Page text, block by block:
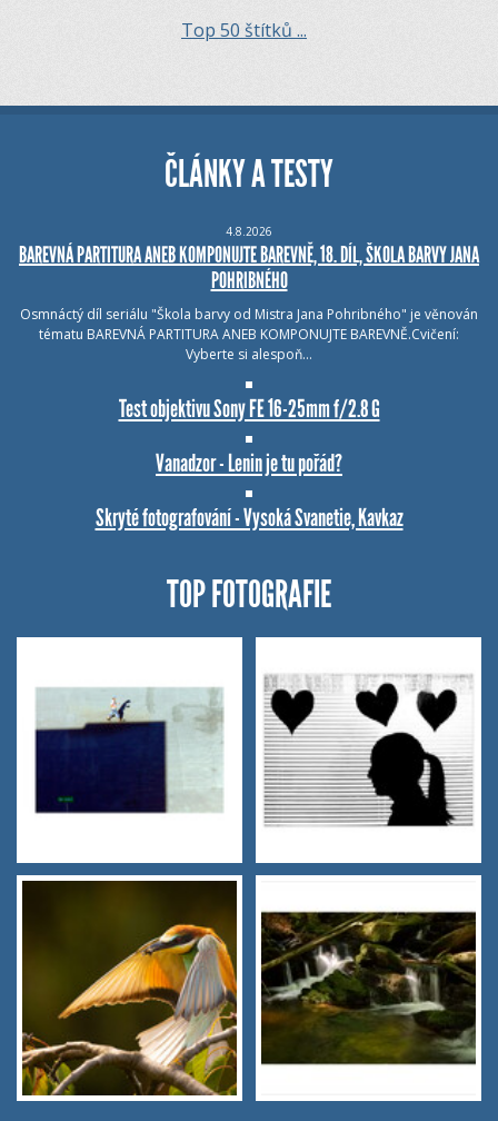
Top 50 štítků ...
ČLÁNKY A TESTY
4.8.2026
BAREVNÁ PARTITURA ANEB KOMPONUJTE BAREVNĚ, 18. DÍL, ŠKOLA BARVY JANA
POHRIBNÉHO
Osmnáctý díl seriálu "Škola barvy od Mistra Jana Pohribného" je věnován
tématu BAREVNÁ PARTITURA ANEB KOMPONUJTE BAREVNĚ.Cvičení:
Vyberte si alespoň…
Test objektivu Sony FE 16-25mm f/2.8 G
Vanadzor - Lenin je tu pořád?
Skryté fotografování - Vysoká Svanetie, Kavkaz
TOP FOTOGRAFIE